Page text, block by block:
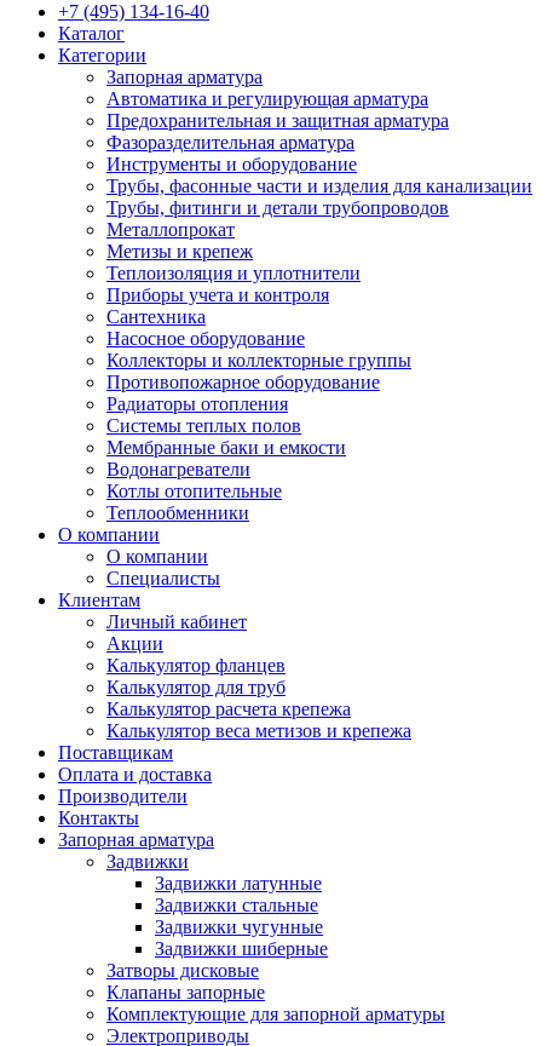
+7 (495) 134-16-40
Каталог
Категории
Запорная арматура
Автоматика и регулирующая арматура
Предохранительная и защитная арматура
Фазоразделительная арматура
Инструменты и оборудование
Трубы, фасонные части и изделия для канализации
Трубы, фитинги и детали трубопроводов
Металлопрокат
Метизы и крепеж
Теплоизоляция и уплотнители
Приборы учета и контроля
Сантехника
Насосное оборудование
Коллекторы и коллекторные группы
Противопожарное оборудование
Радиаторы отопления
Системы теплых полов
Мембранные баки и емкости
Водонагреватели
Котлы отопительные
Теплообменники
О компании
О компании
Специалисты
Клиентам
Личный кабинет
Акции
Калькулятор фланцев
Калькулятор для труб
Калькулятор расчета крепежа
Калькулятор веса метизов и крепежа
Поставщикам
Оплата и доставка
Производители
Контакты
Запорная арматура
Задвижки
Задвижки латунные
Задвижки стальные
Задвижки чугунные
Задвижки шиберные
Затворы дисковые
Клапаны запорные
Комплектующие для запорной арматуры
Электроприводы